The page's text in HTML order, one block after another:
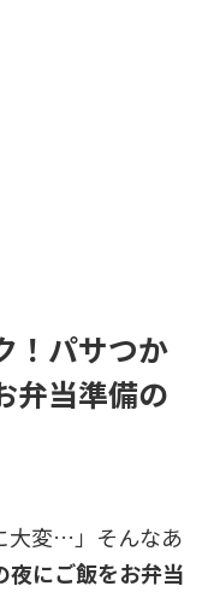
！パサつか
弁当準備の
大変…」そんなあ
夜にご飯をお弁当